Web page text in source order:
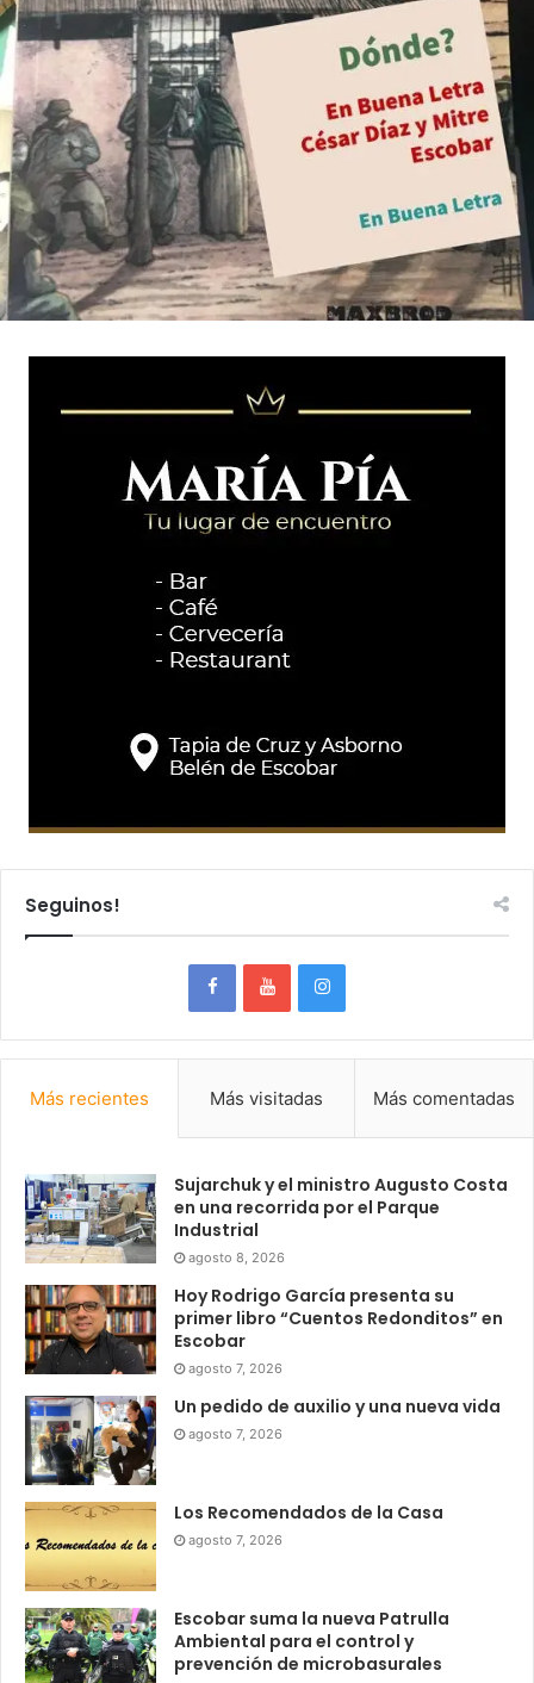
Seguinos!
Más recientes Más visitadas Más comentadas
Sujarchuk y el ministro Augusto Costa
en una recorrida por el Parque
Industrial
agosto 8, 2026
Hoy Rodrigo García presenta su
primer libro “Cuentos Redonditos” en
Escobar
agosto 7, 2026
Un pedido de auxilio y una nueva vida
agosto 7, 2026
Los Recomendados de la Casa
agosto 7, 2026
Escobar suma la nueva Patrulla
Ambiental para el control y
prevención de microbasurales